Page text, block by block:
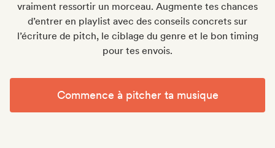
vraiment ressortir un morceau. Augmente tes chances
d’entrer en playlist avec des conseils concrets sur
l’écriture de pitch, le ciblage du genre et le bon timing
pour tes envois.
Commence à pitcher ta musique